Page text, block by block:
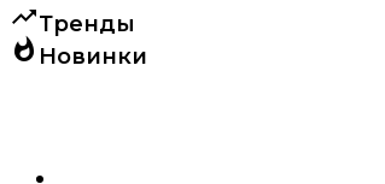
trending_upТренды
whatshot Новинки